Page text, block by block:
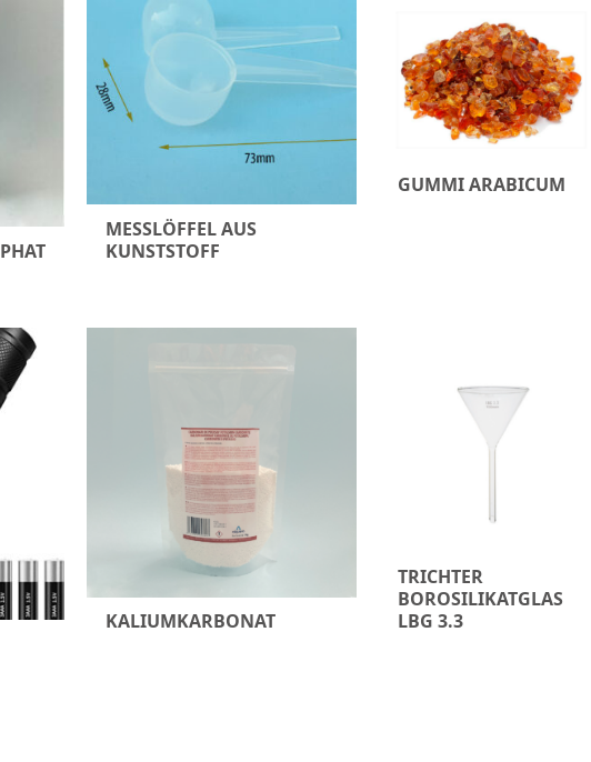
MESSLÖFFEL AUS
KUNSTSTOFF
GUMMI ARABICUM
KALIUMKARBONAT
TRICHTER
BOROSILIKATGLAS
LBG 3.3